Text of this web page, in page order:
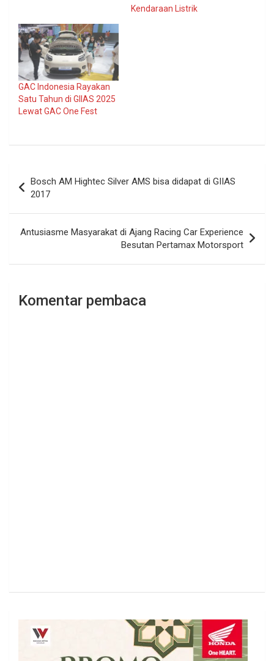
Kendaraan Listrik
GAC Indonesia Rayakan
Satu Tahun di GIIAS 2025
Lewat GAC One Fest
pos
Bosch AM Hightec Silver AMS bisa didapat di GIIAS
2017
Antusiasme Masyarakat di Ajang Racing Car Experience
Besutan Pertamax Motorsport
Komentar pembaca